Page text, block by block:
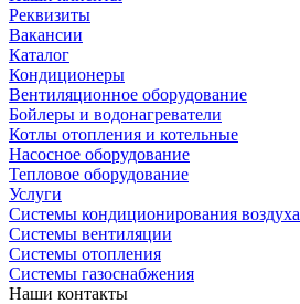
Реквизиты
Вакансии
Каталог
Кондиционеры
Вентиляционное оборудование
Бойлеры и водонагреватели
Котлы отопления и котельные
Насосное оборудование
Тепловое оборудование
Услуги
Системы кондиционирования воздуха
Системы вентиляции
Системы отопления
Системы газоснабжения
Наши контакты